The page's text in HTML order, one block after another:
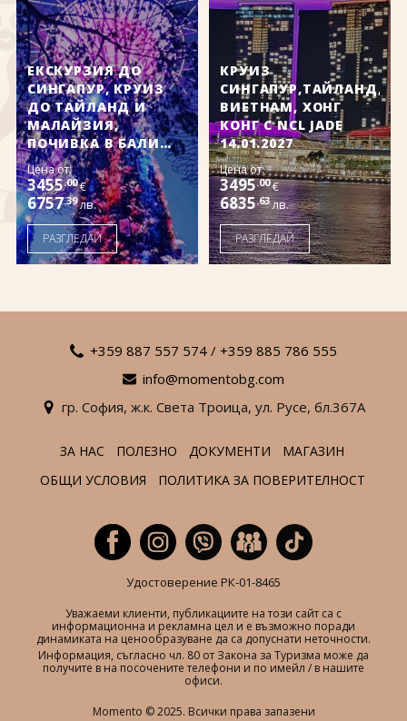
ЗАПИТВАНЕ
ЕКСКУРЗИЯ ДО
СИНГАПУР, КРУИЗ
ДО ТАЙЛАНД И
МАЛАЙЗИЯ,
ПОЧИВКА В БАЛИ
16.01.2027
Цена от:
3455.00 €
6757.39 лв.
РАЗГЛЕДАЙ
КРУИЗ
СИНГАПУР,ТАЙЛАНД,
ВИЕТНАМ, ХОНГ
КОНГ С NCL JADE
14.01.2027
Цена от:
3495.00 €
6835.63 лв.
РАЗГЛЕДАЙ
+359 887 557 574 / +359 885 786 555
info@momentobg.com
гр. София, ж.к. Света Троица, ул. Русе, бл.367А
ЗА НАС ПОЛЕЗНО ДОКУМЕНТИ
МАГАЗИН
ОБЩИ УСЛОВИЯ
ПОЛИТИКА ЗА ПОВЕРИТЕЛНОСТ
Удостоверение РК-01-8465
Уважаеми клиенти, публикациите на този сайт са с
информационна и рекламна цел и е възможно поради
динамиката на ценообразуване да са допуснати неточности.
Информация, съгласно чл. 80 от Закона за Туризма може да
получите в на посочените телефони и по имейл / в нашите
офиси.
Momento © 2025. Всички права запазени